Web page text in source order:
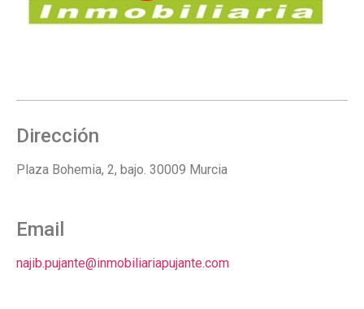
Dirección
Plaza Bohemia, 2, bajo. 30009 Murcia
Email
najib.pujante@inmobiliariapujante.com